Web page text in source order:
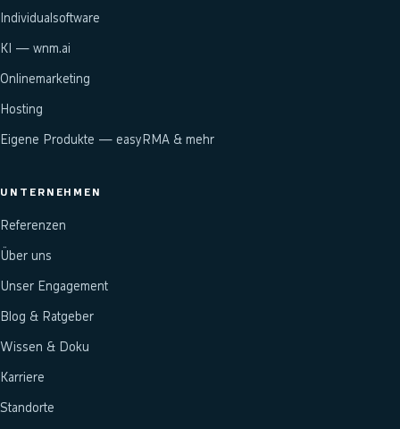
Individualsoftware
KI — wnm.ai
Onlinemarketing
Hosting
Eigene Produkte — easyRMA & mehr
UNTERNEHMEN
Referenzen
Über uns
Unser Engagement
Blog & Ratgeber
Wissen & Doku
Karriere
Standorte